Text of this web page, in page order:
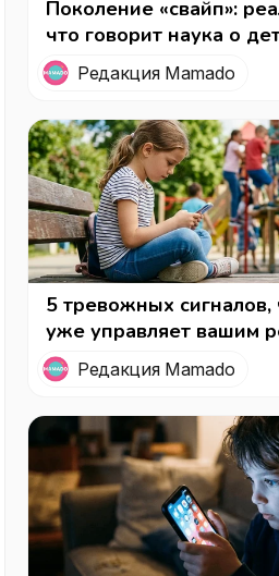
Поколение «свайп»:
что говорит наука о
телефоном в руках
Редакция Mamado
5 тревожных
уже управляет вашим
Редакция Mamado